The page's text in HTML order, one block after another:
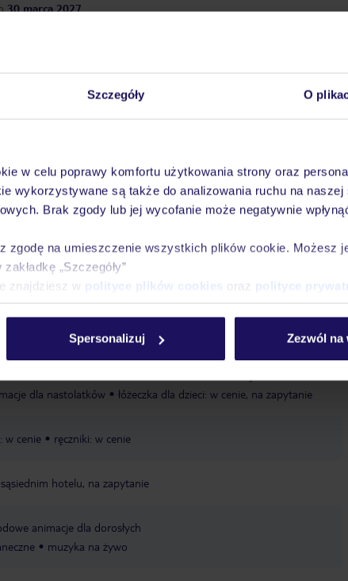
Szczegóły O
w celu poprawy komfortu użytkowania strony oraz
wykorzystywane są także do analizowania ruchu na naszej
Brak zgody lub jej wycofanie może negatywnie
zgodę na umieszczenie wszystkich plików cookie. Możesz
„Szczegóły”
znajdziesz w polityce plików cookies oraz polityce
Spersonalizuj Zezwól na
30 marca 2027
dla nastolatków łóżeczka dla dzieci: w cenie, na zapytanie
w cenie ręczniki: w cenie
sąsiednim hotelu, na zapytanie
animacje dla dorosłych
muzyka na żywo